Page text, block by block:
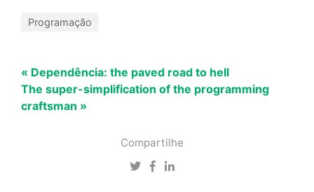
Compartilhe
Programação
« Dependência: the paved road to hell
The super-simplification of the programming
craftsman »